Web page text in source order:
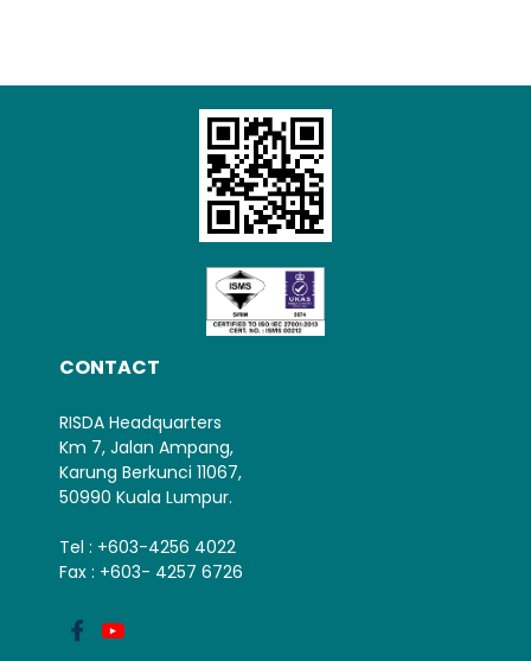
CONTACT
RISDA Headquarters
Km 7, Jalan Ampang,
Karung Berkunci 11067,
50990 Kuala Lumpur.
Tel : +603-4256 4022
Fax : +603- 4257 6726